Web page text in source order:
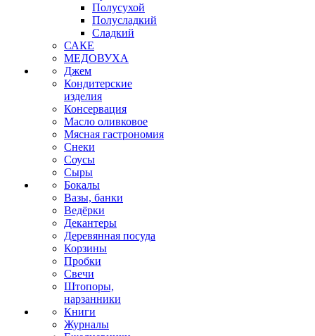
Полусухой
Полусладкий
Сладкий
САКЕ
МЕДОВУХА
Джем
Кондитерские
изделия
Консервация
Масло оливковое
Мясная гастрономия
Снеки
Соусы
Сыры
Бокалы
Вазы, банки
Ведёрки
Декантеры
Деревянная посуда
Корзины
Пробки
Свечи
Штопоры,
нарзанники
Книги
Журналы